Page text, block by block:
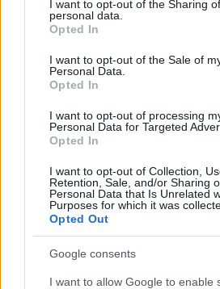
not limited to your visit or usage
grant or deny consent to Google and
use your data for below specified
consent section.
I want to opt-out of the Sharing
personal data.
Opted In
I want to opt-out of the Sale of
Personal Data.
Opted In
I want to opt-out of processing
Personal Data for Targeted
Opted In
I want to opt-out of Collection,
Retention, Sale, and/or Sharing
Personal Data that Is Unrelated
Purposes for which it was
Opted Out
Google consents
I want to allow Google to enable
Ötvenötödik
világa - I. epizód (a
előzménytrilógia)
_CHARLIE_•2026. május 21.
A réges-régen indult Rick's Café
adásában végre az egyik
franchise-ról, a Star Warsról